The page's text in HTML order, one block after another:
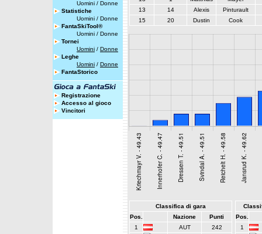
Uomini / Donne
Statistiche
Uomini / Donne
FantaSkiTool®
Uomini / Donne
Tornei
Uomini / Donne
Leghe
Uomini / Donne
FantaStorico
Registrazione
Accesso al gioco
Vincitori
13
14 Alexis
Pinturault
15
20 Dustin Cook
Classifica di gara
Pos.
Nazione
Punti
1
AUT 242
Pos.
1